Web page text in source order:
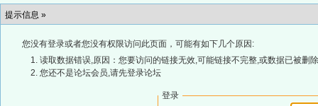
提示信息 »
您没有登录或者您没有权限访问此页面，可能有如下几个原因:
读取数据错误,原因：您要访问的链接无效,可能链接不完整,或数据已被删
您还不是论坛会员,请先登录论坛
登录